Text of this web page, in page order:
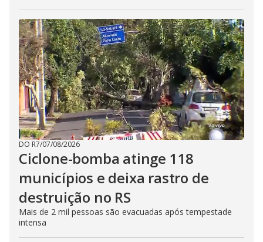
DO R7/07/08/2026
Ciclone-bomba atinge 118
municípios e deixa rastro de
destruição no RS
Mais de 2 mil pessoas são evacuadas após tempestade
intensa